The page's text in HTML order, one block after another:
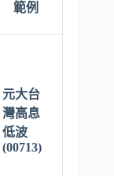
範例
元大台
灣高息
低波
(00713)